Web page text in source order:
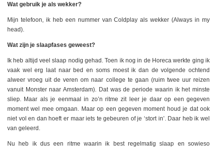
Wat gebruik je als wekker?
Mijn telefoon, ik heb een nummer van Coldplay als wekker (Always in my
head).
Wat zijn je slaapfases geweest?
Ik heb altijd veel slaap nodig gehad. Toen ik nog in de Horeca werkte ging ik
vaak wel erg laat naar bed en soms moest ik dan de volgende ochtend
alweer vroeg uit de veren om naar college te gaan (ruim twee uur reizen
vanuit Monster naar Amsterdam). Dat was de periode waarin ik het minste
sliep. Maar als je eenmaal in zo’n ritme zit leer je daar op een gegeven
moment wel mee omgaan. Maar op een gegeven moment houd je dat ook
niet vol en dan hoeft er maar iets te gebeuren of je ‘stort in’. Daar heb ik wel
van geleerd.
Nu heb ik dus een ritme waarin ik best regelmatig slaap en sowieso